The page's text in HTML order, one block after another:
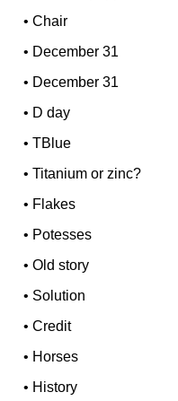
•Chair
• December 31
• December 31
• D day
•TBlue
•Titanium or zinc?
• Flakes
• Potesses
•Old story
• Solution
•Credit
• Horses
• History